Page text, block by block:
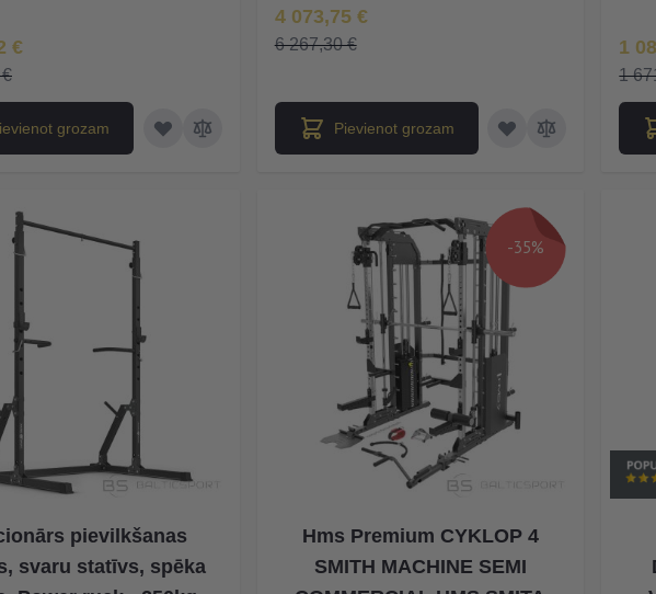
€
grozam
Īpaša Cena
4 073,75 €
6 267,30 €
Pievienot grozam
1
1
pievilkšanas
svaru statīvs, spēka
-35%
Hms Premium CYKLOP 4
SMITH MACHINE SEMI